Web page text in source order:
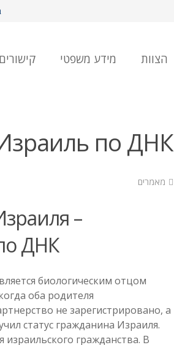
הצוות מידע משפטי קישורים
по ДНК
מאמרים
–
ДНК
биологическим отцом
оба родителя
не зарегистрировано, а
статус гражданина Израиля.
израильского гражданства. В